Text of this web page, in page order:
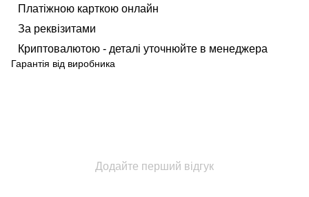
Платіжною карткою онлайн
За реквізитами
Криптовалютою - деталі уточнюйте в менеджера
Гарантія від виробника
Додайте перший відгук